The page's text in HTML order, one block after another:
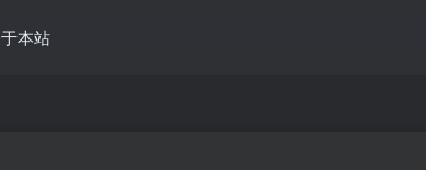
本站